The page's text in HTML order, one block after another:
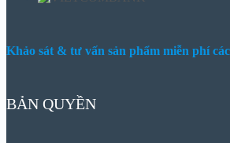
Khảo sát & tư vấn sản phẩm miễn phí
BẢN QUYỀN